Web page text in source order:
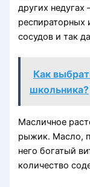
других
респираторных
сосудов и так
Как
школьника?
Масличное
рыжик. Масло,
него богатый
количество